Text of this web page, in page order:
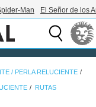
Man El Señor de los
/ PERLA RELUCIENTE
RUTAS